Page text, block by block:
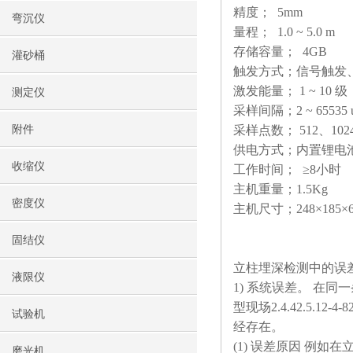
弯沉仪
灌砂桶
测定仪
附件
收缩仪
密度仪
固结仪
液限仪
试验机
精度； 5mm
量程； 1.0 ~ 5.0
存储容量； 4GB
触发方式；信号触
激发能量； 1 ~ 10 级
采样间隔；2 ~
采样点数； 512、
供电方式；内置
工作时间； ≥8小时
主机重量；
主机尺寸；
立柱埋深检测中的误
1) 系统误差。 在同
型现场2.4.42.5.12-4-
经存在。
(1) 误差原因 例如在